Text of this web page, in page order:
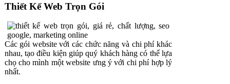
Thiết Kế Web Trọn Gói
Các gói website với các chức năng và chi phí khác
nhau, tạo điều kiện giúp quý khách hàng có thể lựa
chọ cho mình một website ưng ý với chi phí hợp lý
nhất.